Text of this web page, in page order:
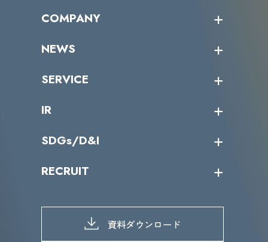
受講者の声
COMPANY
トップメッセージ
ミッション／ビジョン
パートナー企業一覧
NEWS
サイバーニュース
SERVICE
カテゴリー別サービス一覧
IR
IRカレンダー
IRライブラリー
よくあるご質問
SDGs/D&I
当グループのマテリアリティ
SDGs推進体制
D&Iの取り組み
RECRUIT
募集職種一覧
メッセージ
メンバーインタビュー
資料ダウンロード